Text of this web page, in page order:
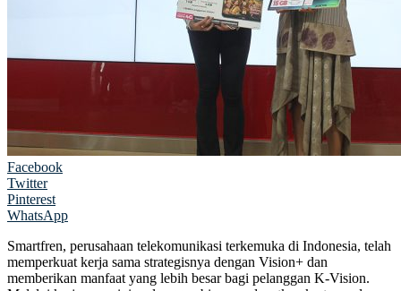
Facebook
Twitter
Pinterest
WhatsApp
Smartfren, perusahaan telekomunikasi terkemuka di Indonesia, telah
memperkuat kerja sama strategisnya dengan Vision+ dan
memberikan manfaat yang lebih besar bagi pelanggan K-Vision.